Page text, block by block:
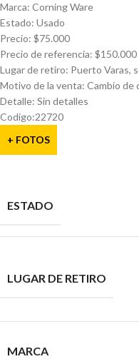
Marca: Corning Ware
Estado: Usado
Precio: $75.000
Precio de referencia: $150.000
Lugar de retiro: Puerto Varas,
Motivo de la venta: Cambio de
Detalle: Sin detalles
Codigo:22720
+ FOTOS
ESTADO
LUGAR DE RETIRO
MARCA